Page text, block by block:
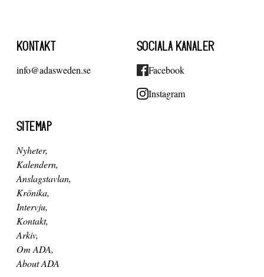
KONTAKT
info@adasweden.se
SOCIALA KANALER
Facebook
Instagram
SITEMAP
Nyheter
Kalendern
Anslagstavlan
Krönika
Intervju
Kontakt
Arkiv
Om ADA
About ADA